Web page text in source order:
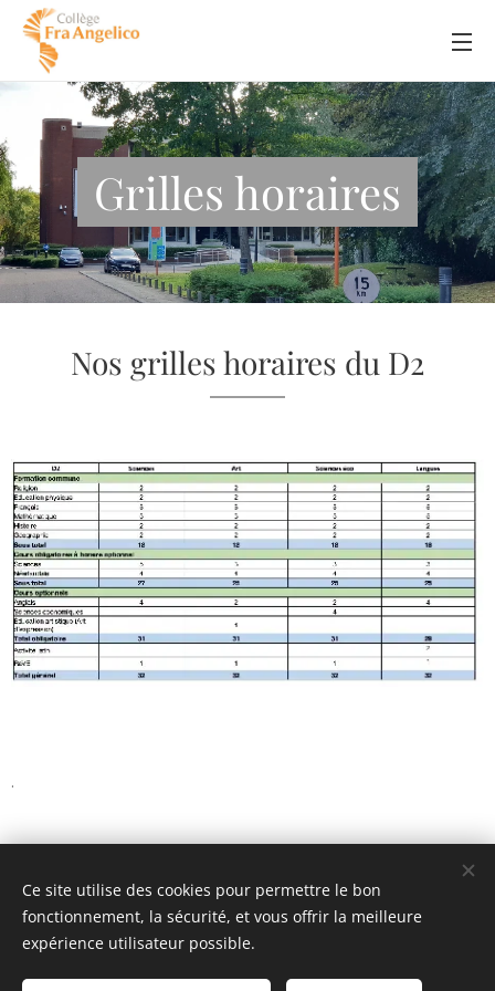
Grilles horaires
Nos grilles horaires du D2
.
© 2023Collège Fra Angelico .Tous droits réservés.
Ce site utilise des cookies pour permettre le bon
fonctionnement, la sécurité, et vous offrir la meilleure
expérience utilisateur possible.